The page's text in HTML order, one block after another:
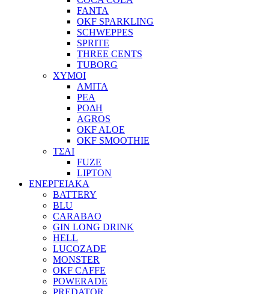
FANTA
OKF SPARKLING
SCHWEPPES
SPRITE
THREE CENTS
TUBORG
ΧΥΜΟΙ
ΑΜΙΤΑ
ΡΕΑ
ΡΟΔΗ
AGROS
OKF ALOE
OKF SMOOTHIE
ΤΣΑΙ
FUZE
LIPTON
ΕΝΕΡΓΕΙΑΚΑ
BATTERY
BLU
CARABAO
GIN LONG DRINK
HELL
LUCOZADE
MONSTER
OKF CAFFE
POWERADE
PREDATOR